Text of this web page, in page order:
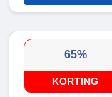
65%
KORTING